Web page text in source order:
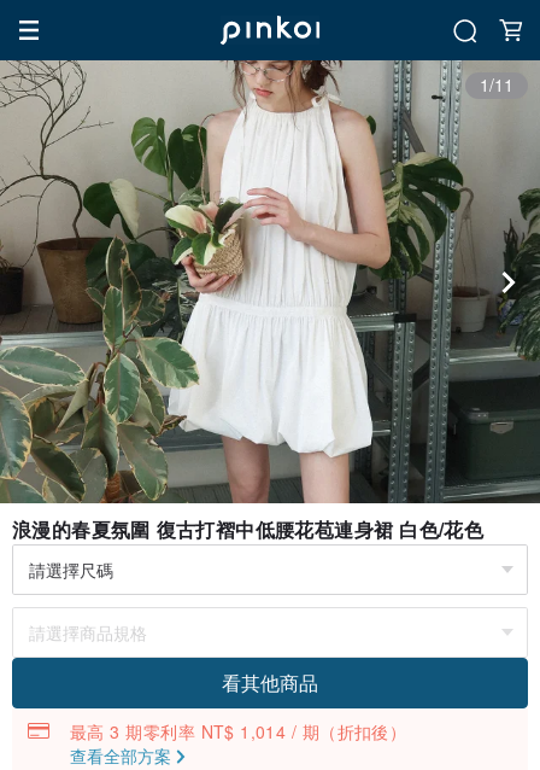
1/11
浪漫的春夏氛圍 復古打褶中低腰花苞連身裙 白色/花色
看其他商品
最高 3 期零利率 NT$ 1,014 / 期 （折扣後）
查看全部方案